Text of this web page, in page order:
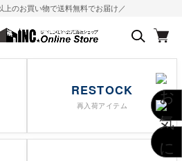
上のお買い物で送料無料でお届け／
RESTOCK
再入荷アイテム